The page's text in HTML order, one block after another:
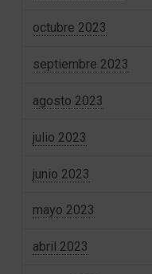
octubre 2023
septiembre 2023
agosto 2023
julio 2023
junio 2023
mayo 2023
abril 2023